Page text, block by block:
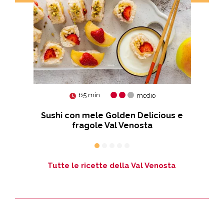
65 min. medio
Sushi con mele Golden Delicious e
fragole Val Venosta
Tutte le ricette della Val Venosta